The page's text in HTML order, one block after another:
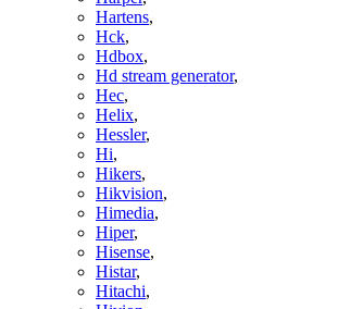
Hartens,
Hck,
Hdbox,
Hd stream generator,
Hec,
Helix,
Hessler,
Hi,
Hikers,
Hikvision,
Himedia,
Hiper,
Hisense,
Histar,
Hitachi,